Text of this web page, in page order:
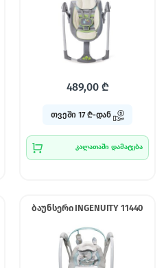
489,00 ₾
თვეში 17 ₾-დან
კალათაში დამატება
ბაუნსერი INGENUITY 11440